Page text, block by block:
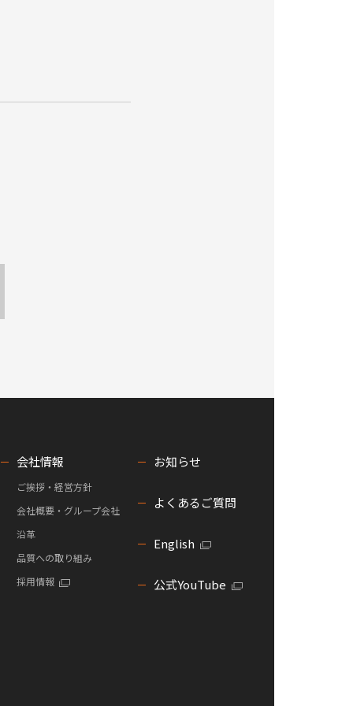
会社情報
ご挨拶・経営方針
会社概要・グループ会社
沿革
品質への取り組み
採用情報
お知らせ
よくあるご質問
English
公式YouTube